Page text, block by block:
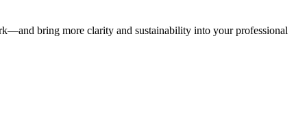
bring more clarity and sustainability into your professional